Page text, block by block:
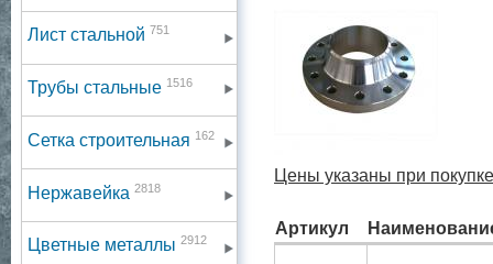
Лист стальной 751
Трубы стальные 1516
Сетка строительная 162
Нержавейка 2818
Цветные металлы 2912
Цены указаны при
Артикул